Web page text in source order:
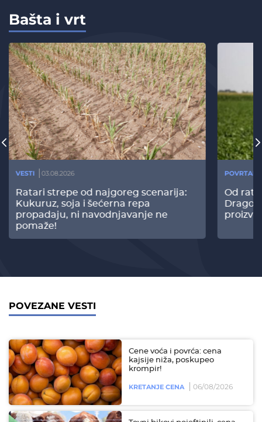
Bašta i vrt
VESTI 03.08.2026
Ratari strepe od najgoreg scenarija:
Kukuruz, soja i šećerna repa
propadaju, ni navodnjavanje ne
pomaže!
Od
POVEZANE VESTI
Cene voća i povrća: cena
kajsije niža, poskupeo
krompir!
KRETANJE CENA 06/08/2026